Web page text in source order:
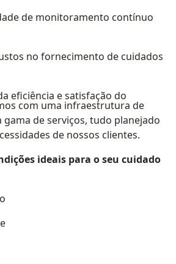
de monitoramento contínuo
no fornecimento de cuidados
eficiência e satisfação do
com uma infraestrutura de
de serviços, tudo planejado
de nossos clientes.
ideais para o seu cuidado